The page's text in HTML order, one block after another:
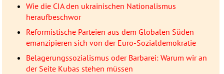
Wie die CIA den ukrainischen Nationalismus
heraufbeschwor
Reformistische Parteien aus dem Globalen Süden
emanzipieren sich von der Euro-Sozialdemokratie
Belagerungssozialismus oder Barbarei: Warum wir an
der Seite Kubas stehen müssen